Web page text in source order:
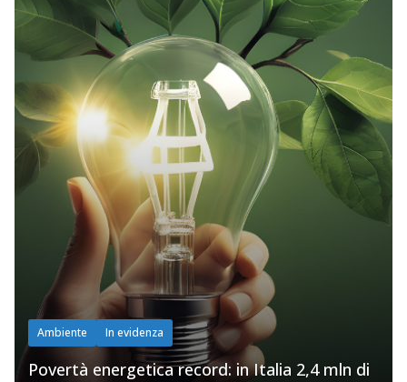
Ambiente In evidenza
Povertà energetica record: in Italia 2,4 mln di